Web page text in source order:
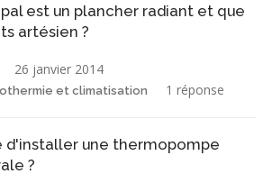
est un plancher radiant et que
artésien ?
26 janvier 2014
et climatisation 1 réponse
d'installer une thermopompe
?